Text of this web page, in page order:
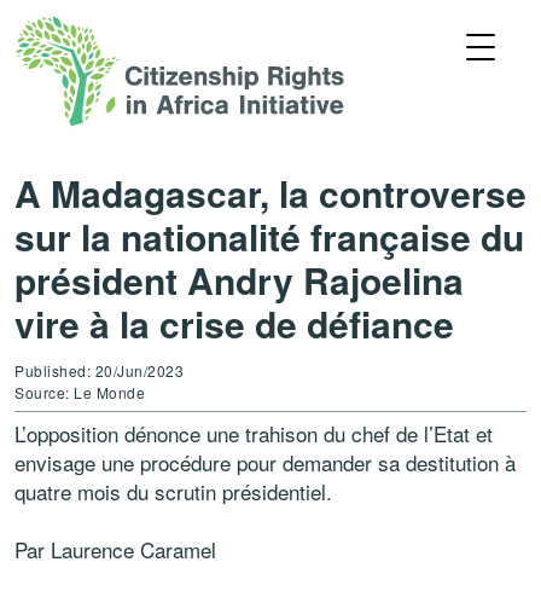
A Madagascar, la controverse
sur la nationalité française du
président Andry Rajoelina
vire à la crise de défiance
Published: 20/Jun/2023
Source: Le Monde
L’opposition dénonce une trahison du chef de l’Etat et
envisage une procédure pour demander sa destitution à
quatre mois du scrutin présidentiel.
Par Laurence Caramel